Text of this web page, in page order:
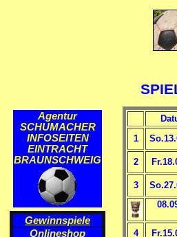
Agentur
SCHUMACHER
INFOSEITEN
EINTRACHT
BRAUNSCHWEIG
Gewinnspiele
Onlineshop
1
2
3
4